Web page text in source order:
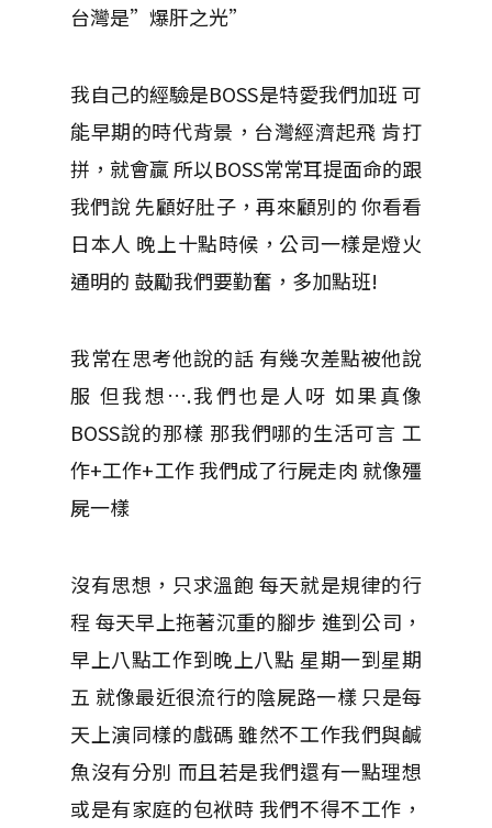
台灣是”爆肝之光”
我自己的經驗是BOSS是特愛我們加班 可
能早期的時代背景，台灣經濟起飛 肯打
拼，就會贏 所以BOSS常常耳提面命的跟
我們說 先顧好肚子，再來顧別的 你看看
日本人 晚上十點時候，公司一樣是燈火
通明的 鼓勵我們要勤奮，多加點班!
我常在思考他說的話 有幾次差點被他說
服 但我想….我們也是人呀 如果真像
BOSS說的那樣 那我們哪的生活可言 工
作+工作+工作 我們成了行屍走肉 就像殭
屍一樣
沒有思想，只求溫飽 每天就是規律的行
程 每天早上拖著沉重的腳步 進到公司，
早上八點工作到晚上八點 星期一到星期
五 就像最近很流行的陰屍路一樣 只是每
天上演同樣的戲碼 雖然不工作我們與鹹
魚沒有分別 而且若是我們還有一點理想
或是有家庭的包袱時 我們不得不工作，